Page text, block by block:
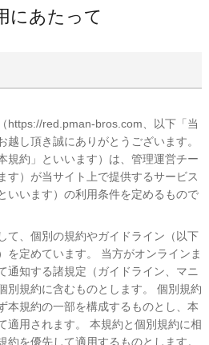
にあたって
https://red.pman-bros.com、以下「当
越し頂き誠にありがとうございます。
規約」といいます）は、管理運営チー
す）が当サイト上で提供するサービス
いいます）の利用条件を定めるもので
て、個別の規約やガイドライン（以下
を定めています。 当方がオンラインま
通知する諸規定（ガイドライン、マニ
別規約に含むものとします。 個別規約
本規約の一部を構成するものとし、本
適用されます。 本規約と個別規約に相
約を優先して適用するものとします。